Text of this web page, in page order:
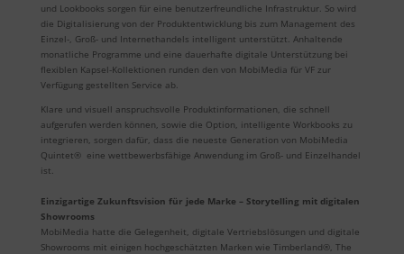
und Lookbooks sorgen für eine benutzerfreundliche Infrastruktur. So wird
die Digitalisierung von der Produktentwicklung bis zum Management des
Einzel-, Groß- und Internethandels intelligent unterstützt. Anhaltende
monatliche Programme und eine dauerhafte digitale Unterstützung bei
flexiblen Kapsel-Kollektionen runden den von MobiMedia für VF zur
Verfügung gestellten Service ab.
Klare und visuell anspruchsvolle Produktinformationen, die schnell
aufgerufen werden können, sowie die Option, intelligente Workbooks zu
integrieren, sorgen dafür, dass die neueste Generation von MobiMedia
Quintet® eine wettbewerbsfähige Anwendung im Groß- und Einzelhandel
ist.
Einzigartige Zukunftsvision für jede Marke – Storytelling mit digitalen
Showrooms
MobiMedia hatte die Gelegenheit, digitale Vertriebslösungen und digitale
Showrooms mit einigen hochgeschätzten Marken wie Timberland®, The